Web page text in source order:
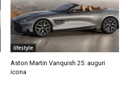
lifestyle
Aston Martin Vanquish 25: auguri
icona